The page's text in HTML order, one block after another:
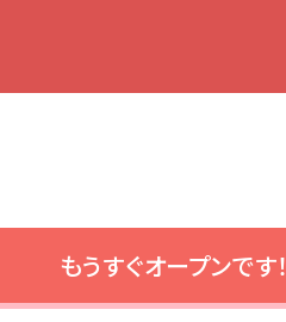
もうすぐオープンです！